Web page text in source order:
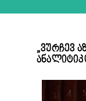
„ვურჩევ